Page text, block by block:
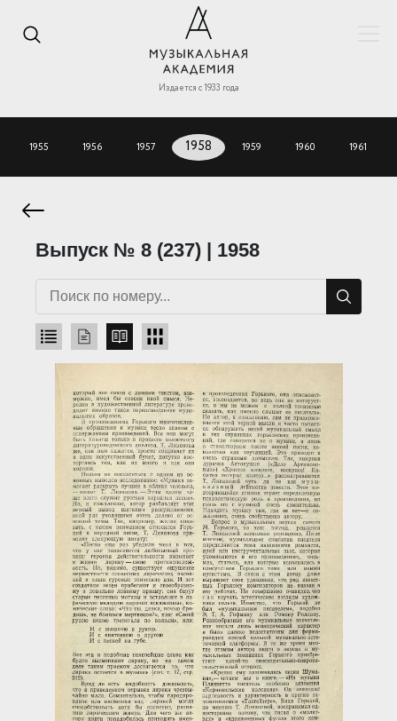
Издается с 1933 года
1955 1956 1957 1958 1959 1960 1961
Выпуск № 8 (237) | 1958
Загрузка...